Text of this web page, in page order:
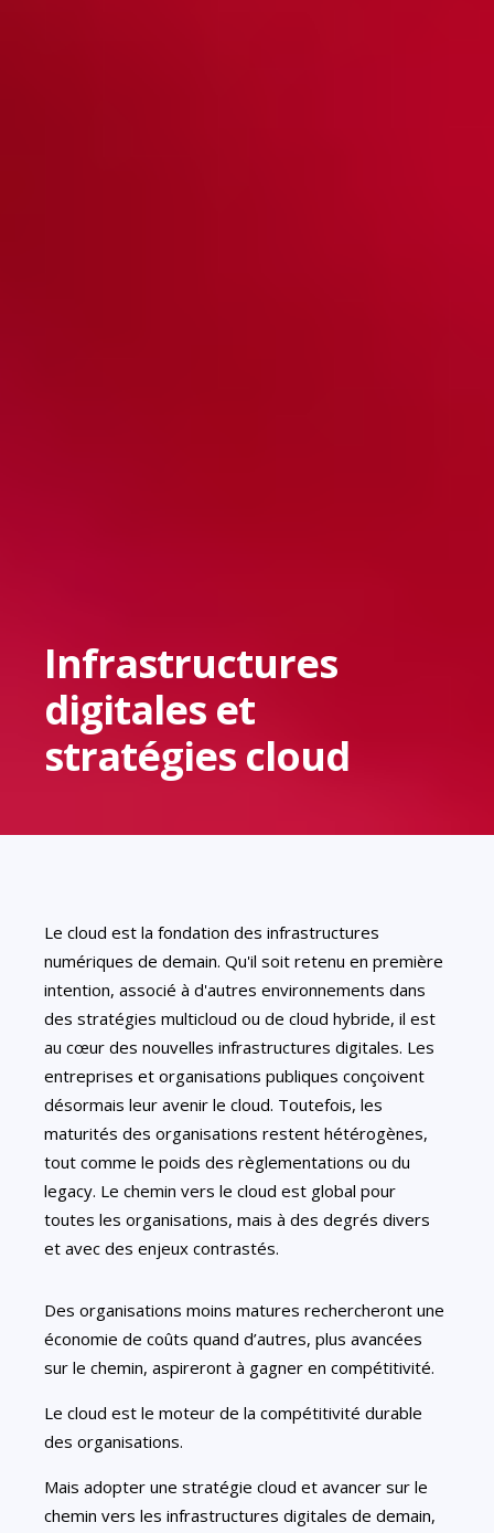
Infrastructures
digitales et
stratégies cloud
Le cloud est la fondation des infrastructures
numériques de demain. Qu'il soit retenu en première
intention, associé à d'autres environnements dans
des stratégies multicloud ou de cloud hybride, il est
au cœur des nouvelles infrastructures digitales. Les
entreprises et organisations publiques conçoivent
désormais leur avenir le cloud. Toutefois, les
maturités des organisations restent hétérogènes,
tout comme le poids des règlementations ou du
legacy. Le chemin vers le cloud est global pour
toutes les organisations, mais à des degrés divers
et avec des enjeux contrastés.
Des organisations moins matures rechercheront une
économie de coûts quand d’autres, plus avancées
sur le chemin, aspireront à gagner en compétitivité.
Le cloud est le moteur de la compétitivité durable
des organisations.
Mais adopter une stratégie cloud et avancer sur le
chemin vers les infrastructures digitales de demain,